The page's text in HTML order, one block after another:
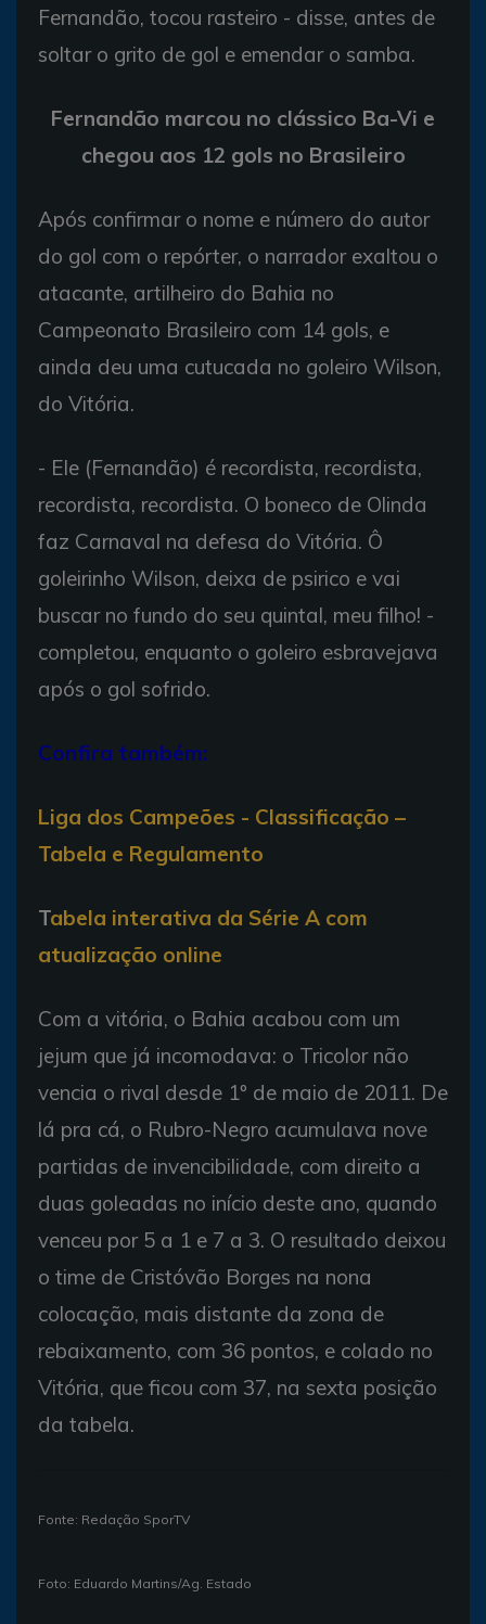
Fernandão, tocou rasteiro - disse, antes de
soltar o grito de gol e emendar o samba.
Fernandão marcou no clássico Ba-Vi e
chegou aos 12 gols no Brasileiro
Após confirmar o nome e número do autor
do gol com o repórter, o narrador exaltou o
atacante, artilheiro do Bahia no
Campeonato Brasileiro com 14 gols, e
ainda deu uma cutucada no goleiro Wilson,
do Vitória.
- Ele (Fernandão) é recordista, recordista,
recordista, recordista. O boneco de Olinda
faz Carnaval na defesa do Vitória. Ô
goleirinho Wilson, deixa de psirico e vai
buscar no fundo do seu quintal, meu filho! -
completou, enquanto o goleiro esbravejava
após o gol sofrido.
Confira também:
Liga dos Campeões - Classificação –
Tabela e Regulamento
Tabela interativa da Série A com
atualização online
Com a vitória, o Bahia acabou com um
jejum que já incomodava: o Tricolor não
vencia o rival desde 1º de maio de 2011. De
lá pra cá, o Rubro-Negro acumulava nove
partidas de invencibilidade, com direito a
duas goleadas no início deste ano, quando
venceu por 5 a 1 e 7 a 3. O resultado deixou
o time de Cristóvão Borges na nona
colocação, mais distante da zona de
rebaixamento, com 36 pontos, e colado no
Vitória, que ficou com 37, na sexta posição
da tabela.
Fonte: Redação SporTV
Foto: Eduardo Martins/Ag. Estado